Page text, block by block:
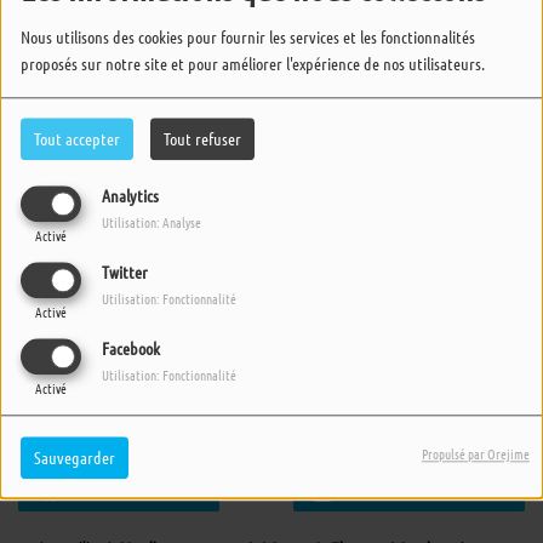
Nous utilisons des cookies pour fournir les services et les fonctionnalités
proposés sur notre site et pour améliorer l'expérience de nos utilisateurs.
Tout accepter Tout refuser
Analytics
Activé
Utilisation: Analyse
Twitter
Activé
Utilisation: Fonctionnalité
Facebook
Activé
Utilisation: Fonctionnalité
Sauvegarder Propulsé par Orejime
20 NOVEMBRE 2024 -
ÉCOUTER LE PODCAST TÉLÉCHARGER LE PODCAST